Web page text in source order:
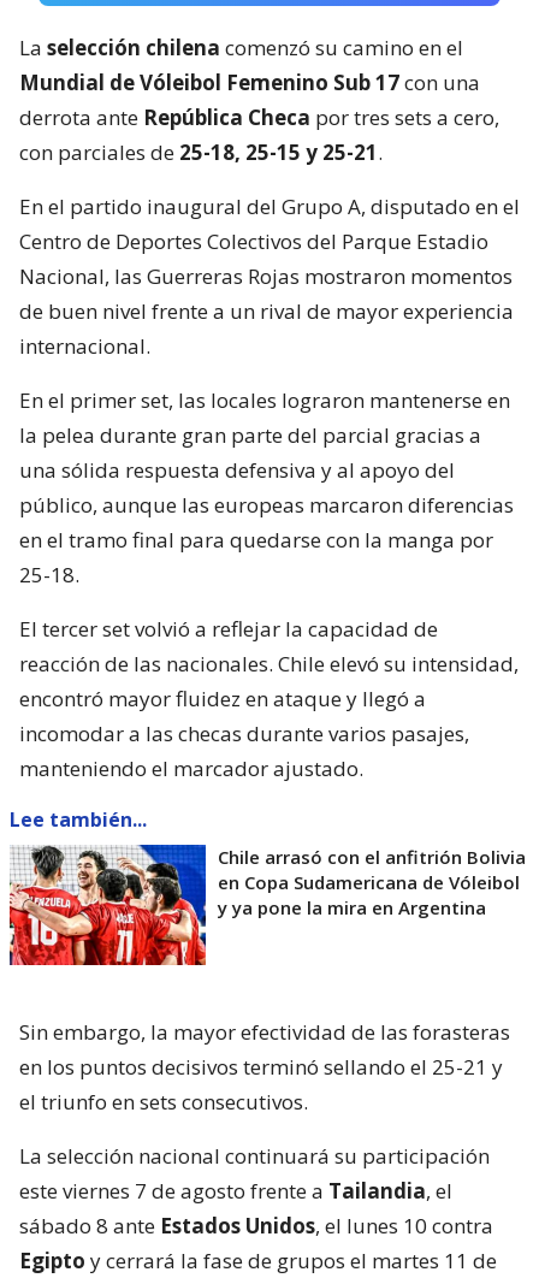
La selección chilena comenzó su camino en el
Mundial de Vóleibol Femenino Sub 17con una
derrota ante República Checa por tres sets a cero,
con parciales de 25-18, 25-15 y 25-21.
En el partido inaugural del Grupo A, disputado en el
Centro de Deportes Colectivos del Parque Estadio
Nacional, las Guerreras Rojas mostraron momentos
de buen nivel frente a un rival de mayor experiencia
internacional.
En el primer set, las locales lograron mantenerse en
la pelea durante gran parte del parcial gracias a
una sólida respuesta defensiva y al apoyo del
público, aunque las europeas marcaron diferencias
en el tramo final para quedarse con la manga por
25-18.
El tercer set volvió a reflejar la capacidad de
reacción de las nacionales. Chile elevó su intensidad,
encontró mayor fluidez en ataque y llegó a
incomodar a las checas durante varios pasajes,
manteniendo el marcador ajustado.
Lee también...
Chile arrasó con el anfitrión Bolivia
en Copa Sudamericana de Vóleibol
y ya pone la mira en Argentina
Sin embargo, la mayor efectividad de las forasteras
en los puntos decisivos terminó sellando el 25-21 y
el triunfo en sets consecutivos.
La selección nacional continuará su participación
este viernes 7 de agosto frente a Tailandia, el
sábado 8 ante Estados Unidos, el lunes 10 contra
Egipto y cerrará la fase de grupos el martes 11 de